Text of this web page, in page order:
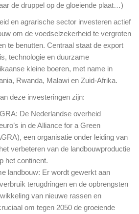
de druppel op de gloeiende plaat…)
en agrarische sector investeren actief
om de voedselzekerheid te vergroten
te benutten. Centraal staat de export
technologie en duurzame
kleine boeren, met name in
Rwanda, Malawi en Zuid-Afrika.
deze investeringen zijn:
De Nederlandse overheid
in de Alliance for a Green
een organisatie onder leiding van
verbeteren van de landbouwproductie
het continent.
landbouw: Er wordt gewerkt aan
terugdringen en de opbrengsten
van nieuwe rassen en
om tegen 2050 de groeiende